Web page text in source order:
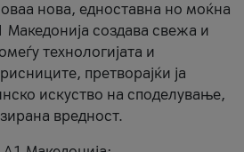
нова, едноставна но моќна
создава свежа и
технологијата и
претворајќи ја
искуство на споделување,
вредност.